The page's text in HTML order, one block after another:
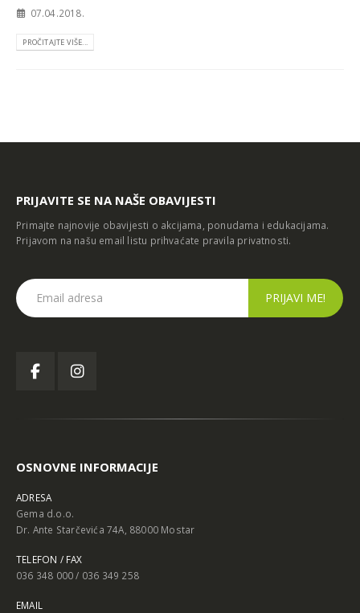
07.04.2018.
PROČITAJTE VIŠE...
PRIJAVITE SE NA NAŠE OBAVIJESTI
Primajte najnovije obavijesti o akcijama, ponudama i edukacijama.
Prijavom na našu email listu prihvaćate pravila privatnosti.
OSNOVNE INFORMACIJE
ADRESA
Gema d.o.o.
Dr. Ante Starčevića 74A, 88000 Mostar
TELEFON / FAX
036 348 000 / 036 349 258
EMAIL